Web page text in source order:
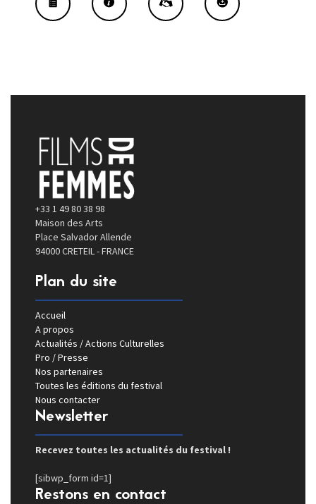
+33 1 49 80 38 98
Maison des Arts
Place Salvador Allende
94000 CRETEIL - FRANCE
Plan du site
Accueil
A propos
Actualités / Actions Culturelles
Pro / Presse
Nos partenaires
Toutes les éditions du festival
Nous contacter
Newsletter
Recevez toutes les actualités du festival !
[sibwp_form id=1]
Restons en contact